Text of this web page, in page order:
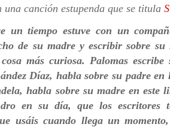
una canción estupenda que se titula
un tiempo estuve con un
de su madre y escribir sobre
más curiosa. Palomas
Díaz, habla sobre su padre
habla sobre su madre en este
en su día, que los escritores
usáis cuando llega un